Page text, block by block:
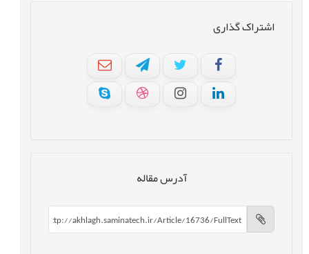
اشتراک گذاری
آدرس مقاله